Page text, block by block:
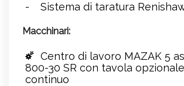
Sistema di taratura
Macchinari:
Centro di lavoro MAZAK 5
800-30 SR con tavola
continuo